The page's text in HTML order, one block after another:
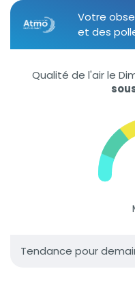
Votre
et des
Qualité de l'air le
Tendance pour